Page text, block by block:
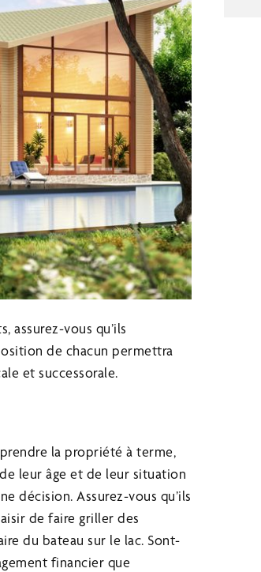
assurez-vous qu’ils
de chacun permettra
et successorale.
la propriété à terme,
leur âge et de leur situation
décision. Assurez-vous qu’ils
de faire griller des
du bateau sur le lac. Sont-
financier que